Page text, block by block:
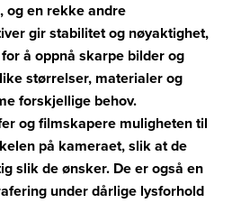
og en rekke andre
gir stabilitet og nøyaktighet,
å oppnå skarpe bilder og
størrelser, materialer og
forskjellige behov.
og filmskapere muligheten til
på kameraet, slik at de
slik de ønsker. De er også en
under dårlige lysforhold